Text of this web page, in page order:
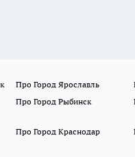
Про Город Ярославль
Про Город Рыбинск
Про Город Краснодар